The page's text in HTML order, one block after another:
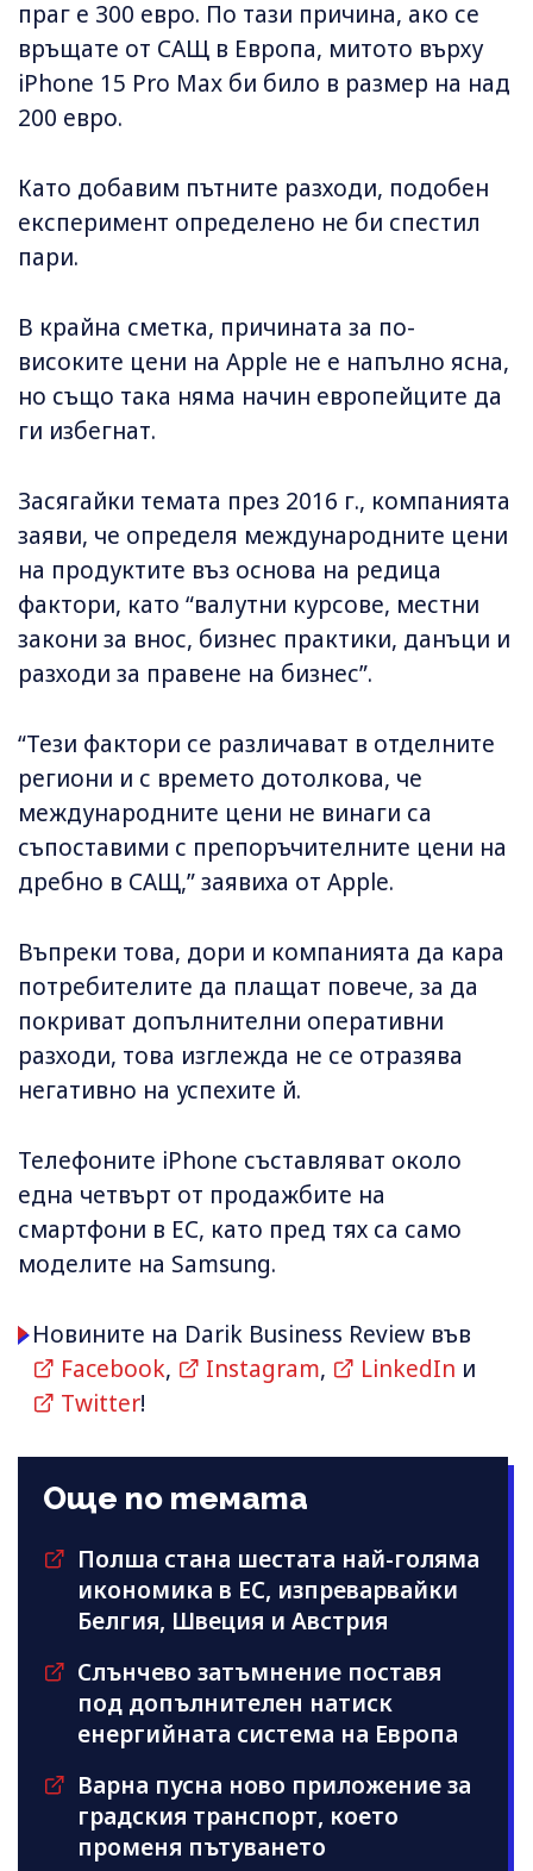
праг е 300 евро. По тази причина, ако се
връщате от САЩ в Европа, митото върху
iPhone 15 Pro Max би било в размер на над
200 евро.
Като добавим пътните разходи, подобен
експеримент определено не би спестил
пари.
В крайна сметка, причината за по-
високите цени на Apple не е напълно ясна,
но също така няма начин европейците да
ги избегнат.
Засягайки темата през 2016 г., компанията
заяви, че определя международните цени
на продуктите въз основа на редица
фактори, като “валутни курсове, местни
закони за внос, бизнес практики, данъци и
разходи за правене на бизнес”.
“Тези фактори се различават в отделните
региони и с времето дотолкова, че
международните цени не винаги са
съпоставими с препоръчителните цени на
дребно в САЩ,” заявиха от Apple.
Въпреки това, дори и компанията да кара
потребителите да плащат повече, за да
покриват допълнителни оперативни
разходи, това изглежда не се отразява
негативно на успехите й.
Телефоните iPhone съставляват около
една четвърт от продажбите на
смартфони в ЕС, като пред тях са само
моделите на Samsung.
Новините на Darik Business Review във
Facebook, Instagram, LinkedIn и
Twitter!
Още по темата
Полша стана шестата най-голяма
икономика в ЕС, изпреварвайки
Белгия, Швеция и Австрия
Слънчево затъмнение поставя
под допълнителен натиск
енергийната система на Европа
Варна пусна ново приложение за
градския транспорт, което
променя пътуването